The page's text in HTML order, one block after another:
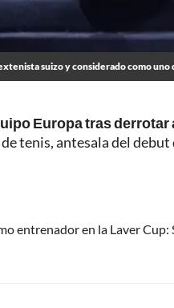
suizo y considerado como uno
Europa tras derrotar
tenis, antesala del
entrenador en la Laver